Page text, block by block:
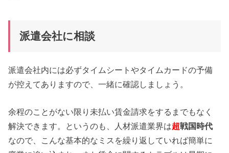
派遣会社に相談
派遣会社内には必ずタイムシートやタイムカードの予備
が控えてありますので、一緒に確認しましょう。
余程のことがない限り未払い賃金請求をするまでもなく
解決できます。というのも、人材派遣業界は超戦国時代
なので、こんな基本的なミスを繰り返していれば簡単に